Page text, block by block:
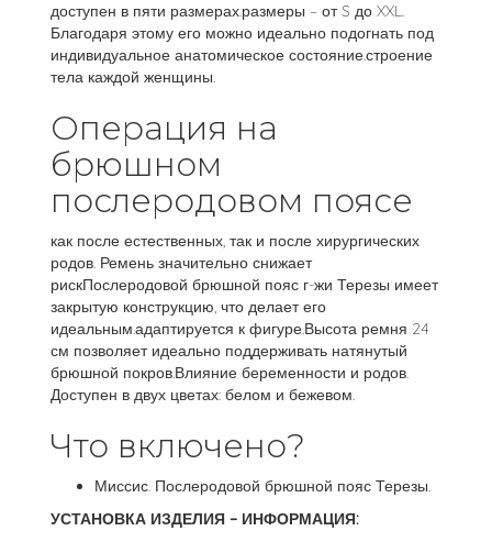
доступен в пяти размерах.размеры – от S до XXL.
Благодаря этому его можно идеально подогнать под
индивидуальное анатомическое состояние.строение
тела каждой женщины.
Операция на
брюшном
послеродовом поясе
как после естественных, так и после хирургических
родов. Ремень значительно снижает
рискПослеродовой брюшной пояс г-жи Терезы имеет
закрытую конструкцию, что делает его
идеальным.адаптируется к фигуре.Высота ремня 24
см позволяет идеально поддерживать натянутый
брюшной покров.Влияние беременности и родов.
Доступен в двух цветах: белом и бежевом.
Что включено?
Миссис. Послеродовой брюшной пояс Терезы.
УСТАНОВКА ИЗДЕЛИЯ – ИНФОРМАЦИЯ: